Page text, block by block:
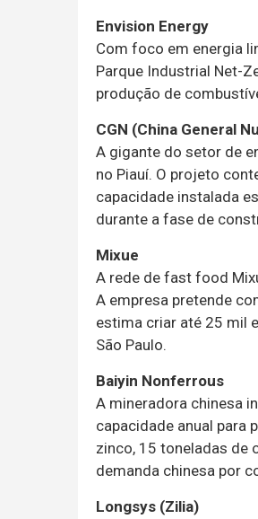
Envision Energy
Com foco em energia
Parque Industrial Net-
produção de
CGN (China General
A gigante do setor de
no Piauí. O projeto
capacidade instalada
durante a fase de
Mixue
A rede de fast food
A empresa pretende
estima criar até 25 mil
São Paulo.
Baiyin Nonferrous
A mineradora chinesa
capacidade anual para
zinco, 15 toneladas de
demanda chinesa por
Longsys (Zilia)